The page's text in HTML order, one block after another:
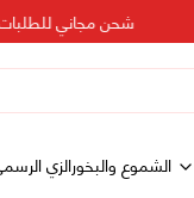
شحن مجاني للطلبات التي
الشموع والبخورالزي